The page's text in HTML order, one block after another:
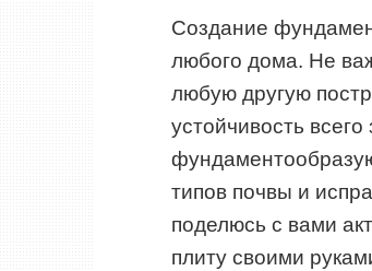
Создание
любого дома. Не
любую другую
устойчивость
типов почвы и
поделюсь с вами
плиту своими